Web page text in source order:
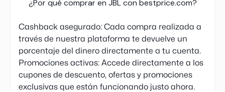
¿Por qué comprar en JBL con bestprice.com?
Cashback asegurado: Cada compra realizada a
través de nuestra plataforma te devuelve un
porcentaje del dinero directamente a tu cuenta.
Promociones activas: Accede directamente a los
cupones de descuento, ofertas y promociones
exclusivas que están funcionando justo ahora.